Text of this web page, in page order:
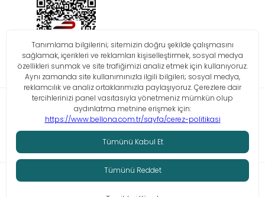
Bilgi Toplumu Hizmetleri KVKK Çerez Politikası İşlem Rehberi
© Tüm hakları saklıdır. Bellona 2026